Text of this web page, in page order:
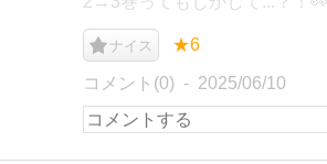
ナイス ★6
コメント(0) 2025/06/10